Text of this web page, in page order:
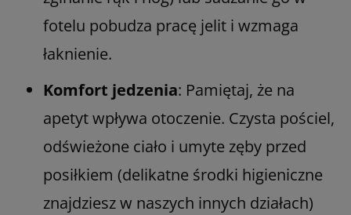
fotelu pobudza pracę jelit i wzmaga
łaknienie.
Komfort jedzenia: Pamiętaj, że na
apetyt wpływa otoczenie. Czysta pościel,
odświeżone ciało i umyte zęby przed
posiłkiem (delikatne środki higieniczne
znajdziesz w naszych innych działach)